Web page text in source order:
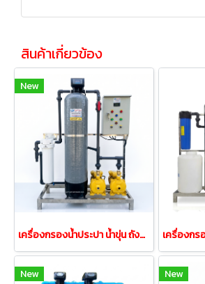
สินค้าเกี่ยวข้อง
New
เครื่องกรองน้ำประปา น้ำขุ่น ถังกรองFRP12x52 UF20"Auto
New New